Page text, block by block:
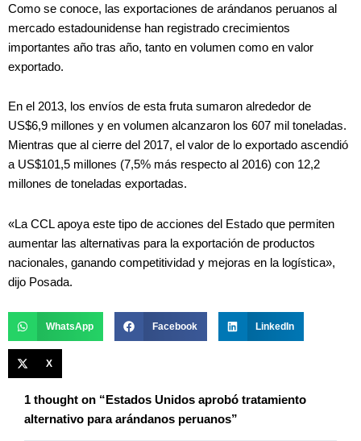
Como se conoce, las exportaciones de arándanos peruanos al
mercado estadounidense han registrado crecimientos
importantes año tras año, tanto en volumen como en valor
exportado.
En el 2013, los envíos de esta fruta sumaron alrededor de
US$6,9 millones y en volumen alcanzaron los 607 mil toneladas.
Mientras que al cierre del 2017, el valor de lo exportado ascendió
a US$101,5 millones (7,5% más respecto al 2016) con 12,2
millones de toneladas exportadas.
«La CCL apoya este tipo de acciones del Estado que permiten
aumentar las alternativas para la exportación de productos
nacionales, ganando competitividad y mejoras en la logística»,
dijo Posada.
WhatsApp Facebook LinkedIn
X
1 thought on “Estados Unidos aprobó tratamiento
alternativo para arándanos peruanos”